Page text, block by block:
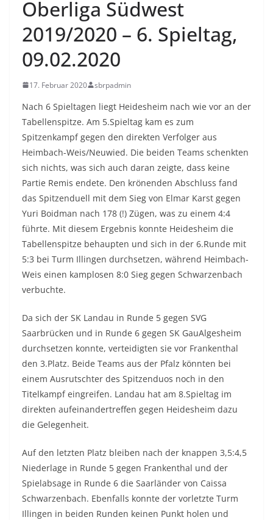
Oberliga Südwest
2019/2020 – 6. Spieltag,
09.02.2020
17. Februar 2020 sbrpadmin
Nach 6 Spieltagen liegt Heidesheim nach wie vor an der
Tabellenspitze. Am 5.Spieltag kam es zum
Spitzenkampf gegen den direkten Verfolger aus
Heimbach-Weis/Neuwied. Die beiden Teams schenkten
sich nichts, was sich auch daran zeigte, dass keine
Partie Remis endete. Den krönenden Abschluss fand
das Spitzenduell mit dem Sieg von Elmar Karst gegen
Yuri Boidman nach 178 (!) Zügen, was zu einem 4:4
führte. Mit diesem Ergebnis konnte Heidesheim die
Tabellenspitze behaupten und sich in der 6.Runde mit
5:3 bei Turm Illingen durchsetzen, während Heimbach-
Weis einen kamplosen 8:0 Sieg gegen Schwarzenbach
verbuchte.
Da sich der SK Landau in Runde 5 gegen SVG
Saarbrücken und in Runde 6 gegen SK GauAlgesheim
durchsetzen konnte, verteidigten sie vor Frankenthal
den 3.Platz. Beide Teams aus der Pfalz könnten bei
einem Ausrutschter des Spitzenduos noch in den
Titelkampf eingreifen. Landau hat am 8.Spieltag im
direkten aufeinandertreffen gegen Heidesheim dazu
die Gelegenheit.
Auf den letzten Platz bleiben nach der knappen 3,5:4,5
Niederlage in Runde 5 gegen Frankenthal und der
Spielabsage in Runde 6 die Saarländer von Caissa
Schwarzenbach. Ebenfalls konnte der vorletzte Turm
Illingen in beiden Runden keinen Punkt holen und